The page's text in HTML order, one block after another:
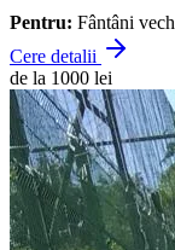
Pentru: Fântâni
Cere detalii
de la 1000 lei